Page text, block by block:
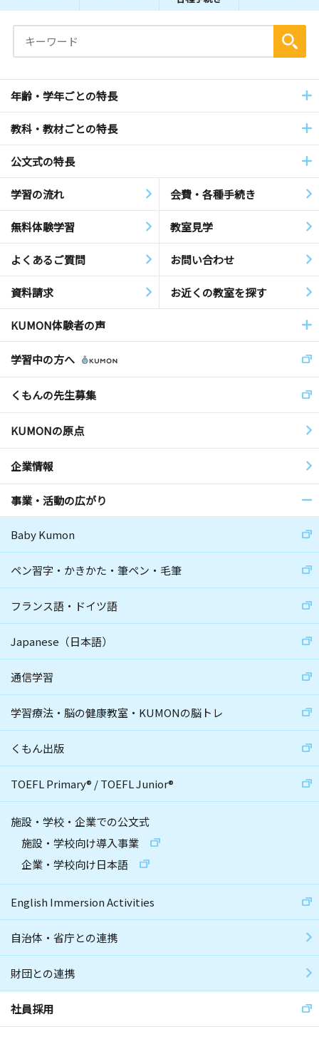
年齢・学年ごとの特長
教科・教材ごとの特長
公文式の特長
学習の流れ 会費・各種手続き
無料体験学習 教室見学
よくあるご質問 お問い合わせ
資料請求 お近くの教室を探す
KUMON体験者の声
学習中の方へ
くもんの先生募集
KUMONの原点
企業情報
事業・活動の広がり
Baby Kumon
ペン習字・かきかた・筆ペン・毛筆
フランス語・ドイツ語
Japanese（日本語）
通信学習
学習療法・脳の健康教室・KUMONの脳トレ
くもん出版
TOEFL Primary® /TOEFL Junior®
施設・学校・企業での公文式
施設・学校向け導入事業
企業・学校向け日本語
English Immersion Activities
自治体・省庁との連携
財団との連携
社員採用